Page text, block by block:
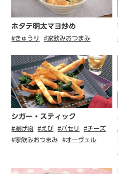
ホタテ明太マヨ炒め
#きゅうり #家飲みおつまみ
シガー・スティック
#揚げ物 #えび #パセリ
#チーズ
#家飲みおつまみ
#オーヴェル